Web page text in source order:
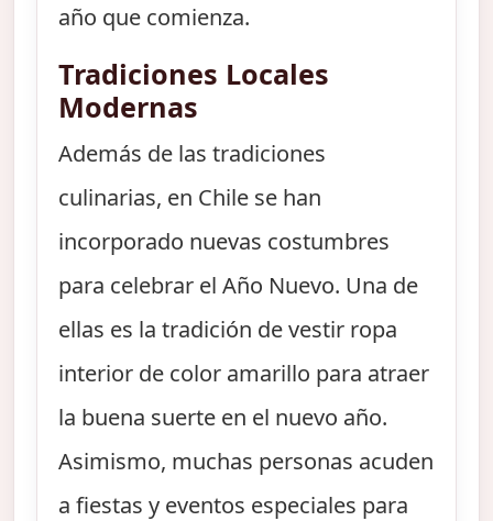
año que comienza.
Tradiciones Locales
Modernas
Además de las tradiciones
culinarias, en Chile se han
incorporado nuevas costumbres
para celebrar el Año Nuevo. Una de
ellas es la tradición de vestir ropa
interior de color amarillo para atraer
la buena suerte en el nuevo año.
Asimismo, muchas personas acuden
a fiestas y eventos especiales para